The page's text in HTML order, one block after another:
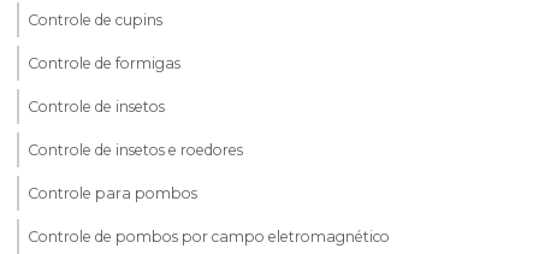
Controle de cupins
Controle de formigas
Controle de insetos
Controle de insetos e roedores
Controle para pombos
Controle de pombos por campo eletromagnético